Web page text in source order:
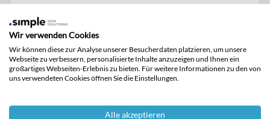
Wir verwenden Cookies
Wir können diese zur Analyse unserer Besucherdaten platzieren, um unsere
Webseite zu verbessern, personalisierte Inhalte anzuzeigen und Ihnen ein
großartiges Webseiten-Erlebnis zu bieten. Für weitere Informationen zu den von
uns verwendeten Cookies öffnen Sie die Einstellungen.
Alle akzeptieren